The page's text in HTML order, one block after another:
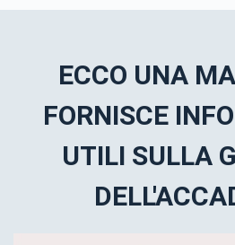
ECCO UNA
FORNISCE
UTILI SULLA